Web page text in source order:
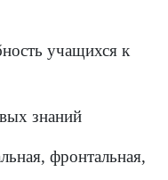
учащихся к
знаний
фронтальная,